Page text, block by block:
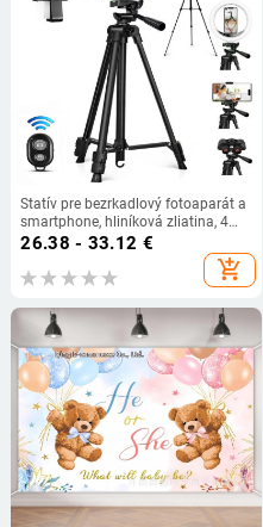
Statív pre bezrkadlový fotoaparát a
smartphone, hliníková zliatina, 4
sekcie, 3D gimbal, nosnosť 1–3,5 kg
26.38 - 33.12 €
add_shopping_cart